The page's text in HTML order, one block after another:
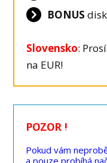
BONUS
Slovensko:
na EUR!
POZOR !
Pokud vám
a pouze probíhá